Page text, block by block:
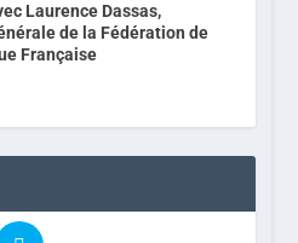
Laurence Dassas,
de la Fédération de
Française